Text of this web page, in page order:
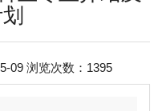
浏览次数： 1395